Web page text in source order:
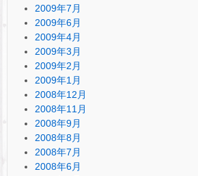
2009年7月
2009年6月
2009年4月
2009年3月
2009年2月
2009年1月
2008年12月
2008年11月
2008年9月
2008年8月
2008年7月
2008年6月